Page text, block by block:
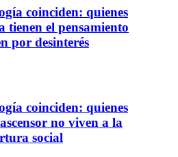
coinciden: quienes
tienen el pensamiento
por desinterés
coinciden: quienes
no viven a la
social